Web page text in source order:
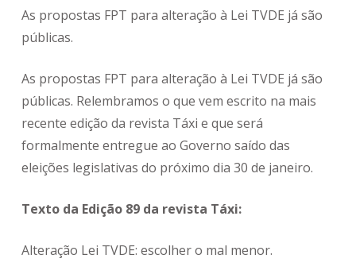
As propostas FPT para alteração à Lei TVDE já são
públicas.
As propostas FPT para alteração à Lei TVDE já são
públicas. Relembramos o que vem escrito na mais
recente edição da revista Táxi e que será
formalmente entregue ao Governo saído das
eleições legislativas do próximo dia 30 de janeiro.
Texto da Edição 89 da revista Táxi:
Alteração Lei TVDE: escolher o mal menor.